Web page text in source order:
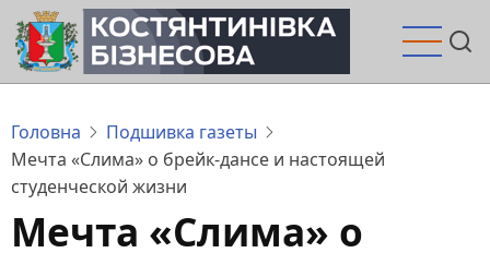
Перейти
до
основного
Головна
Подшивка газеты
Мечта «Слима» о брейк-дансе и настоящей
студенческой жизни
Мечта «Слима» о